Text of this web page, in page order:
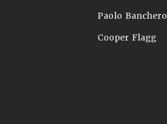
Paolo Banchero
Cooper Flagg